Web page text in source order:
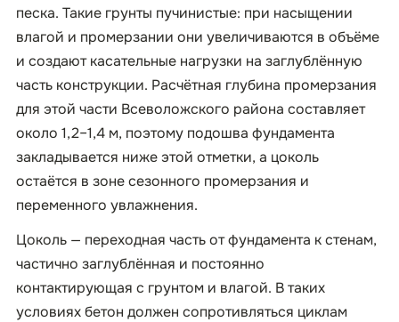
песка. Такие грунты пучинистые: при насыщении
влагой и промерзании они увеличиваются в объёме
и создают касательные нагрузки на заглублённую
часть конструкции. Расчётная глубина промерзания
для этой части Всеволожского района составляет
около 1,2–1,4 м, поэтому подошва фундамента
закладывается ниже этой отметки, а цоколь
остаётся в зоне сезонного промерзания и
переменного увлажнения.
Цоколь — переходная часть от фундамента к стенам,
частично заглублённая и постоянно
контактирующая с грунтом и влагой. В таких
условиях бетон должен сопротивляться циклам